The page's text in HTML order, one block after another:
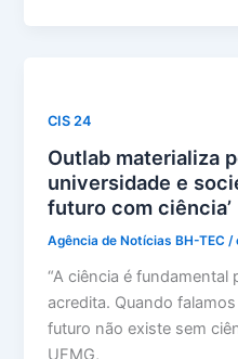
CIS 24
Outlab materializa
universidade e
futuro com ciência’
Agência de Notícias BH-TEC/
“A ciência é fundamental
acredita. Quando
futuro não existe sem
UFMG,